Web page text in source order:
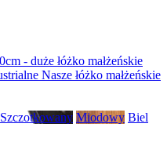
Szczotkowany Miodowy Biel